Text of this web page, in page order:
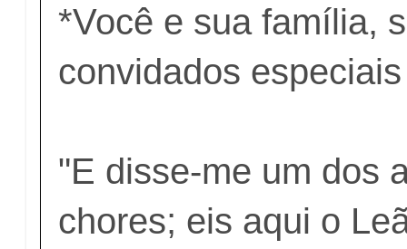
*Você e sua família,
convidados especiais
"E disse-me um dos
chores; eis aqui o